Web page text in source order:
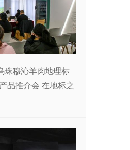
珠穆沁羊肉地理标
品推介会 在地标之